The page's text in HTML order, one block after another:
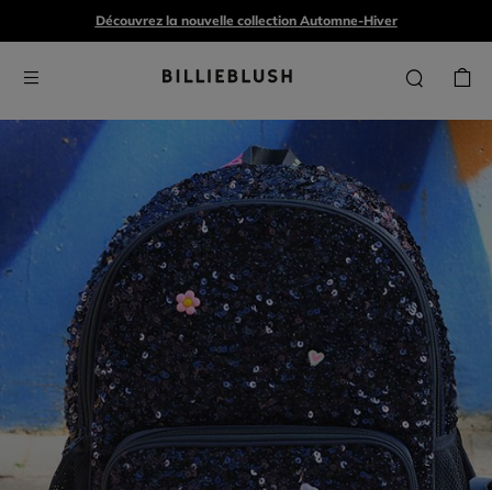
Découvrez la nouvelle collection Automne-Hiver